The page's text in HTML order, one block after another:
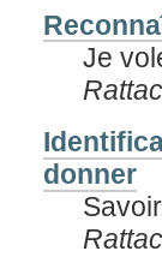
Je
donner